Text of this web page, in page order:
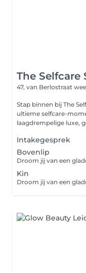
The Selfcare
47, van Berlostraat
Stap binnen bij The
ultieme selfcare-
laagdrempelige luxe,
Intakegesprek
Bovenlip
Kin